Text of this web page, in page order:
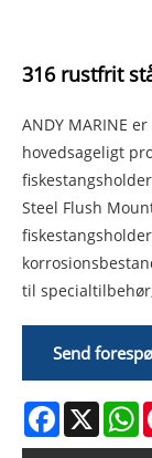
316 rustfrit
ANDY MARINE
hovedsageligt
Steel Flush
til
Send
Facebook
X